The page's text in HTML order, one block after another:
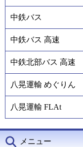
中鉄バス
中鉄バス 高速
中鉄北部バス 高速
八晃運輸 めぐりん
八晃運輸 FLAt
メニュー